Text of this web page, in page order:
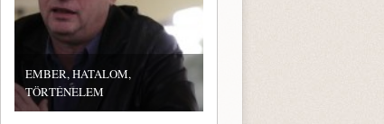
EMBER, HATALOM,
TÖRTÉNELEM